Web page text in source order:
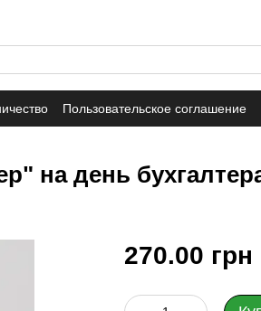
Пользовательское соглашение
на день
270.00 грн